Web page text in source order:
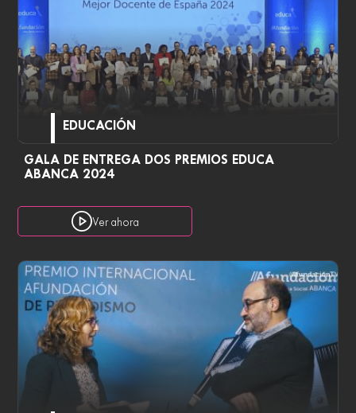
EDUCACIÓN
GALA DE ENTREGA DOS PREMIOS EDUCA
ABANCA 2024
Ver ahora